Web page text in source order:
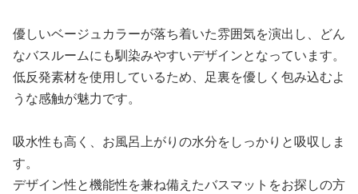
優しいベージュカラーが落ち着いた雰囲気を演出し、どん
なバスルームにも馴染みやすいデザインとなっています。
低反発素材を使用しているため、足裏を優しく包み込むよ
うな感触が魅力です。
吸水性も高く、お風呂上がりの水分をしっかりと吸収しま
す。
デザイン性と機能性を兼ね備えたバスマットをお探しの方